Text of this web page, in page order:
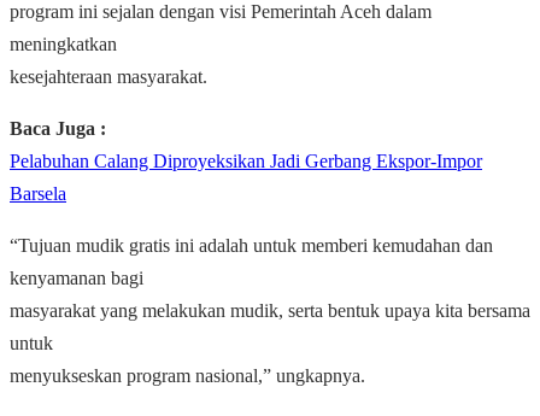
program ini sejalan dengan visi Pemerintah Aceh dalam
meningkatkan
kesejahteraan masyarakat.
Baca Juga :
Pelabuhan Calang Diproyeksikan Jadi Gerbang Ekspor-Impor
Barsela
“Tujuan mudik gratis ini adalah untuk memberi kemudahan dan
kenyamanan bagi
masyarakat yang melakukan mudik, serta bentuk upaya kita bersama
untuk
menyukseskan program nasional,” ungkapnya.